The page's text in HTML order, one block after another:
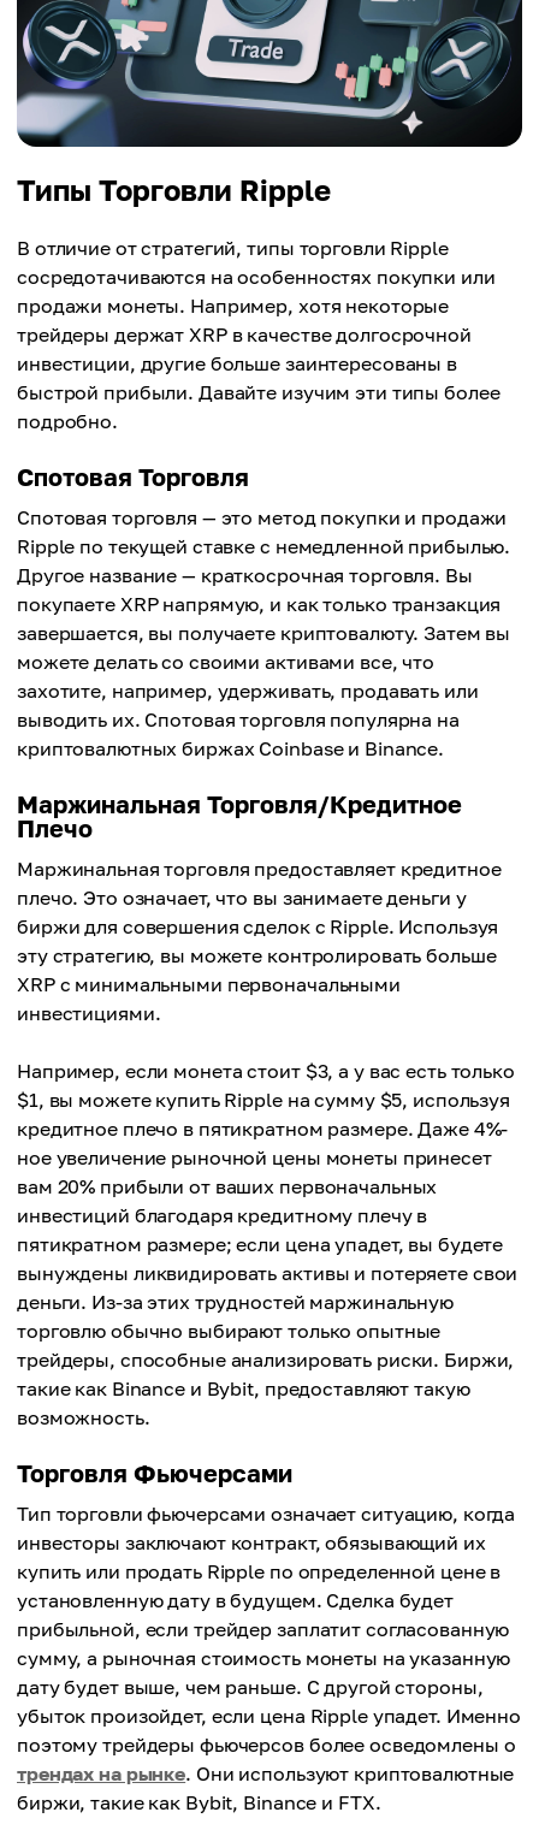
Типы Торговли Ripple
В отличие от стратегий, типы торговли Ripple
сосредотачиваются на особенностях покупки или
продажи монеты. Например, хотя некоторые
трейдеры держат XRP в качестве долгосрочной
инвестиции, другие больше заинтересованы в
быстрой прибыли. Давайте изучим эти типы более
подробно.
Спотовая Торговля
Спотовая торговля — это метод покупки и продажи
Ripple по текущей ставке с немедленной прибылью.
Другое название — краткосрочная торговля. Вы
покупаете XRP напрямую, и как только транзакция
завершается, вы получаете криптовалюту. Затем вы
можете делать со своими активами все, что
захотите, например, удерживать, продавать или
выводить их. Спотовая торговля популярна на
криптовалютных биржах Coinbase и Binance.
Маржинальная Торговля/Кредитное
Плечо
Маржинальная торговля предоставляет кредитное
плечо. Это означает, что вы занимаете деньги у
биржи для совершения сделок с Ripple. Используя
эту стратегию, вы можете контролировать больше
XRP с минимальными первоначальными
инвестициями.
Например, если монета стоит $3, а у вас есть только
$1, вы можете купить Ripple на сумму $5, используя
кредитное плечо в пятикратном размере. Даже 4%-
ное увеличение рыночной цены монеты принесет
вам 20% прибыли от ваших первоначальных
инвестиций благодаря кредитному плечу в
пятикратном размере; если цена упадет, вы будете
вынуждены ликвидировать активы и потеряете свои
деньги. Из-за этих трудностей маржинальную
торговлю обычно выбирают только опытные
трейдеры, способные анализировать риски. Биржи,
такие как Binance и Bybit, предоставляют такую
возможность.
Торговля Фьючерсами
Тип торговли фьючерсами означает ситуацию, когда
инвесторы заключают контракт, обязывающий их
купить или продать Ripple по определенной цене в
установленную дату в будущем. Сделка будет
прибыльной, если трейдер заплатит согласованную
сумму, а рыночная стоимость монеты на указанную
дату будет выше, чем раньше. С другой стороны,
убыток произойдет, если цена Ripple упадет. Именно
поэтому трейдеры фьючерсов более осведомлены о
трендах на рынке. Они используют криптовалютные
биржи, такие как Bybit, Binance и FTX.